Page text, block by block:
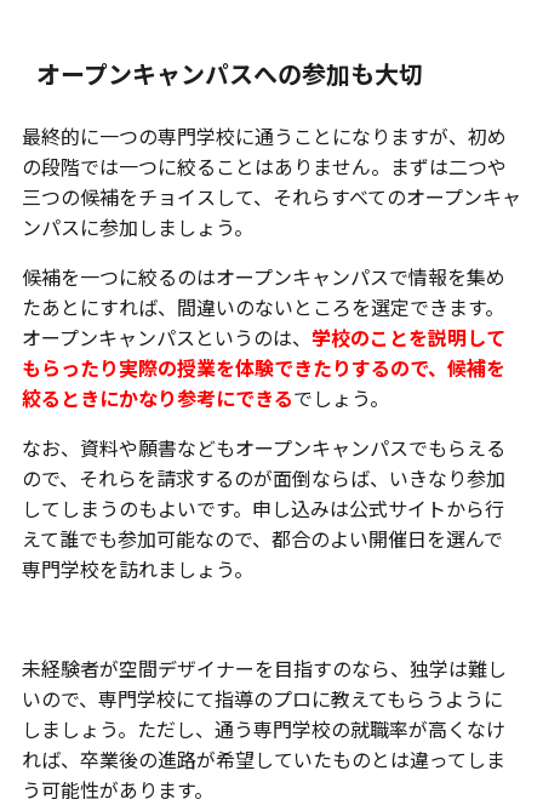
オープンキャンパスへの参加も大切
最終的に一つの専門学校に通うことになりますが、初め
の段階では一つに絞ることはありません。まずは二つや
三つの候補をチョイスして、それらすべてのオープンキャ
ンパスに参加しましょう。
候補を一つに絞るのはオープンキャンパスで情報を集め
たあとにすれば、間違いのないところを選定できます。
オープンキャンパスというのは、 学校のことを説明して
もらったり実際の授業を体験できたりするので、候補を
絞るときにかなり参考にできるでしょう。
なお、資料や願書などもオープンキャンパスでもらえる
ので、それらを請求するのが面倒ならば、いきなり参加
してしまうのもよいです。申し込みは公式サイトから行
えて誰でも参加可能なので、都合のよい開催日を選んで
専門学校を訪れましょう。
未経験者が空間デザイナーを目指すのなら、独学は難し
いので、専門学校にて指導のプロに教えてもらうように
しましょう。ただし、通う専門学校の就職率が高くなけ
れば、卒業後の進路が希望していたものとは違ってしま
う可能性があります。